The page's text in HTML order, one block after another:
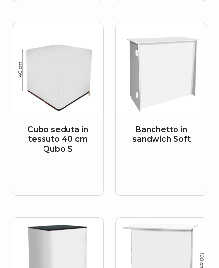
Cubo seduta in
tessuto 40 cm
Qubo S
Banchetto in
sandwich Soft